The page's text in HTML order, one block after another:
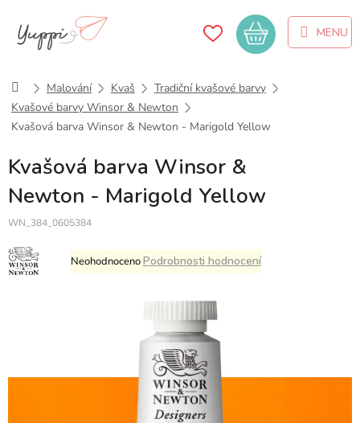
obsah
Nákupní
košík
DomůMalování Kvaš
Tradiční kvašové barvy
Kvašové barvy Winsor & Newton
Kvašová barva Winsor & Newton - Marigold Yellow
Kvašová barva Winsor &
Newton - Marigold Yellow
WN_384_0605384
Průměrné
hodnocení
NeohodnocenoPodrobnosti hodnocení